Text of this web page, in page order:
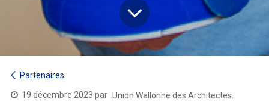
Partenaires
19 décembre 2023 par Union Wallonne des Architectes.